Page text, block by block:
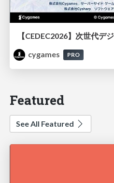
cygames
PRO
Featured
See All Featured